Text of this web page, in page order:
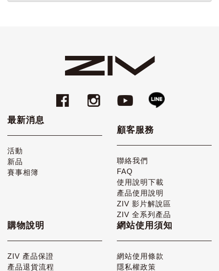
最新消息
活動
新品
賽事相簿
顧客服務
聯絡我們
FAQ
使用說明下載
產品使用說明
ZIV 影片解說區
ZIV 全系列產品
購物說明
ZIV 產品保證
產品退貨流程
網站使用須知
網站使用條款
隱私權政策